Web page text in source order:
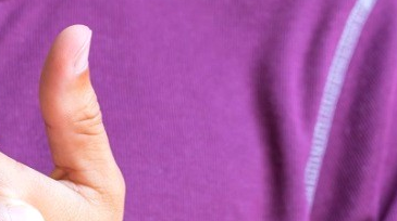
Я согласен наобработку моих персональных данных